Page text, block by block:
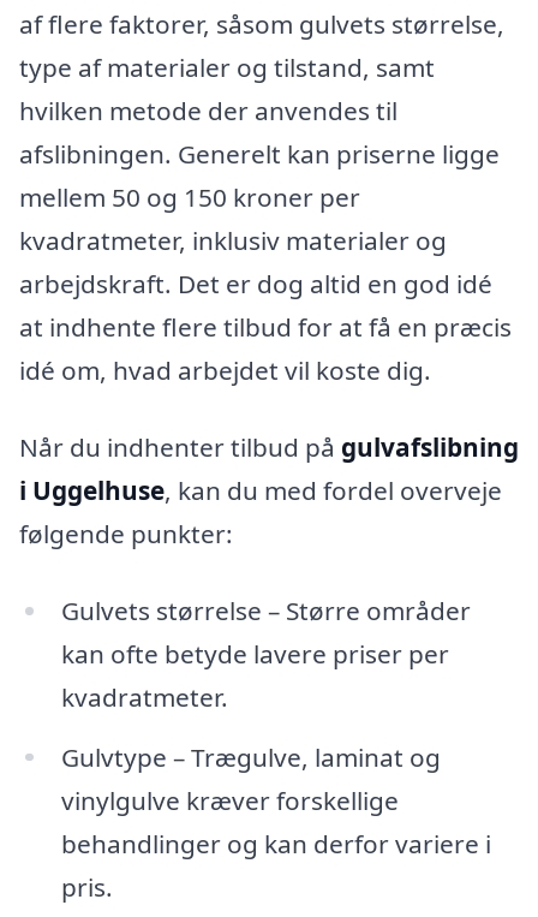
af flere faktorer, såsom gulvets størrelse,
type af materialer og tilstand, samt
hvilken metode der anvendes til
afslibningen. Generelt kan priserne ligge
mellem 50 og 150 kroner per
kvadratmeter, inklusiv materialer og
arbejdskraft. Det er dog altid en god idé
at indhente flere tilbud for at få en præcis
idé om, hvad arbejdet vil koste dig.
Når du indhenter tilbud på gulvafslibning
i Uggelhuse, kan du med fordel overveje
følgende punkter:
Gulvets størrelse – Større områder
kan ofte betyde lavere priser per
kvadratmeter.
Gulvtype – Trægulve, laminat og
vinylgulve kræver forskellige
behandlinger og kan derfor variere i
pris.